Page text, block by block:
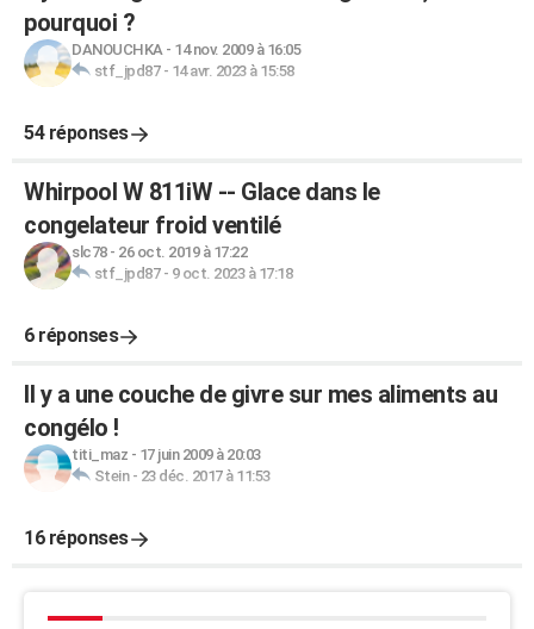
pourquoi ?
DANOUCHKA- 14 nov. 2009 à 16:05
stf_jpd87- 14 avr. 2023 à 15:58
54 réponses
Whirpool W 811iW -- Glace dans le
congelateur froid ventilé
slc78- 26 oct. 2019 à 17:22
stf_jpd87- 9 oct. 2023 à 17:18
6 réponses
Il y a une couche de givre sur mes aliments au
congélo !
titi_maz - 17 juin 2009 à 20:03
Stein- 23 déc. 2017 à 11:53
16 réponses